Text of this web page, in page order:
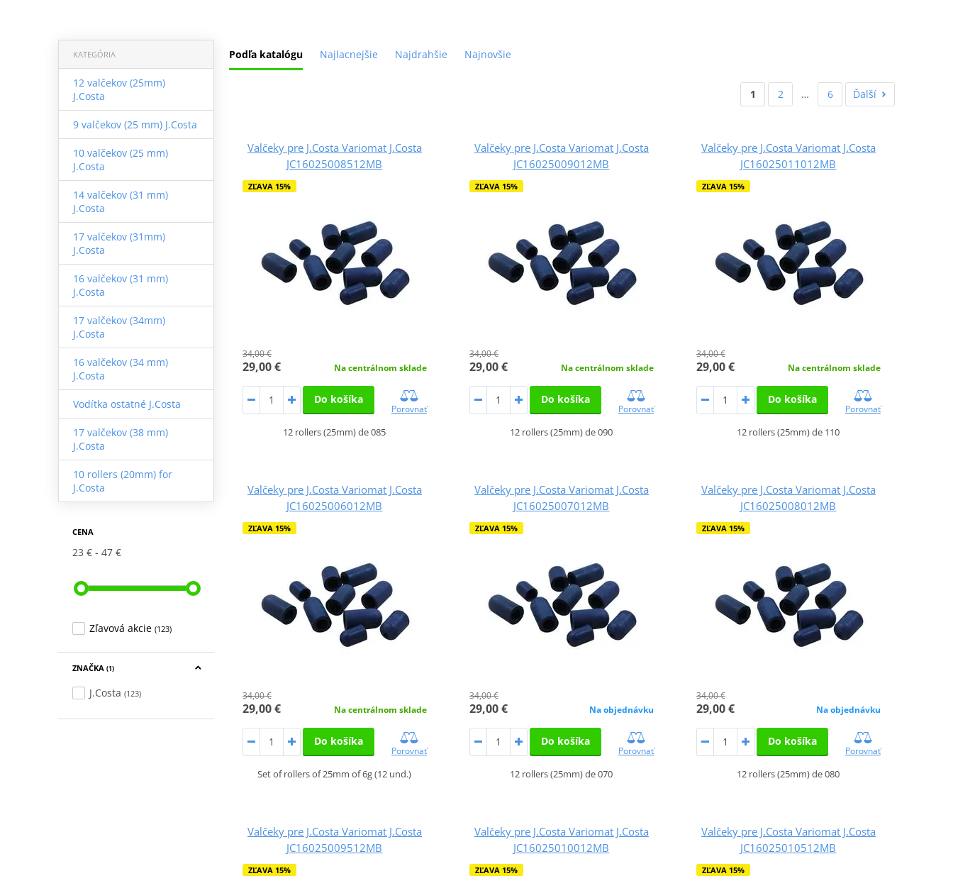
Podľa katalógu Najlacnejšie Najdrahšie Najnovšie
KATEGÓRIA
12 valčekov (25mm)
J.Costa
9 valčekov (25 mm) J.Costa
10 valčekov (25 mm)
J.Costa
14 valčekov (31 mm)
J.Costa
17 valčekov (31mm)
J.Costa
16 valčekov (31 mm)
J.Costa
17 valčekov (34mm)
J.Costa
16 valčekov (34 mm)
J.Costa
Vodítka ostatné J.Costa
17 valčekov (38 mm)
J.Costa
10 rollers (20mm) for
J.Costa
CENA
23 € 47 €
Zľavová akcie (123)
ZNAČKA (1)
J.Costa (123)
1 2 … 6 Ďalší
Valčeky pre J.Costa Variomat J.Costa
JC16025008512MB
ZĽAVA 15%
34,00 €
29,00 € Na centrálnom sklade
Do košíka
Porovnať
12 rollers (25mm) de 085
Valčeky pre J.Costa Variomat J.Costa
JC16025009012MB
ZĽAVA 15%
34,00 €
29,00 € Na centrálnom sklade
Do košíka
Porovnať
12 rollers (25mm) de 090
Valčeky pre J.Costa Variomat J.Costa
JC16025011012MB
ZĽAVA 15%
34,00 €
29,00 € Na centrálnom sklade
Do košíka
Porovnať
12 rollers (25mm) de 110
Valčeky pre J.Costa Variomat J.Costa
JC16025006012MB
ZĽAVA 15%
34,00 €
29,00 € Na centrálnom sklade
Do košíka
Porovnať
Set of rollers of 25mm of 6g (12 und.)
Valčeky pre J.Costa Variomat J.Costa
JC16025007012MB
ZĽAVA 15%
34,00 €
29,00 € Na objednávku
Do košíka
Porovnať
12 rollers (25mm) de 070
Valčeky pre J.Costa Variomat J.Costa
JC16025008012MB
ZĽAVA 15%
34,00 €
29,00 € Na objednávku
Do košíka
Porovnať
12 rollers (25mm) de 080
Valčeky pre J.Costa Variomat J.Costa
JC16025009512MB
ZĽAVA 15%
Valčeky pre J.Costa Variomat J.Costa
JC16025010012MB
ZĽAVA 15%
Valčeky pre J.Costa Variomat J.Costa
JC16025010512MB
ZĽAVA 15%